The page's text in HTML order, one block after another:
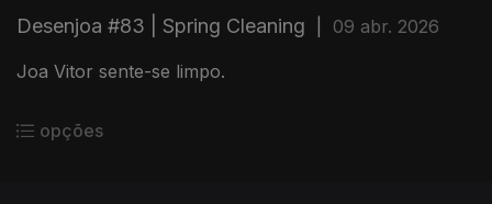
Desenjoa #83 | Spring Cleaning 09 abr. 2026
Joa Vitor sente-se limpo.
opções